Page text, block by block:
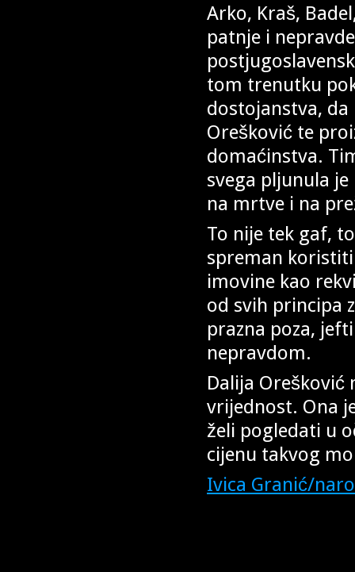
Arko, Kraš,
patnje i
tom trenutku
dostojanstva,
Orešković te
domaćinstva.
svega pljunula
na mrtve i na
To nije tek gaf,
spreman
imovine kao
od svih principa
prazna poza,
nepravdom.
Dalija
vrijednost. Ona
želi pogledati u
cijenu takvog
Ivica Granić/